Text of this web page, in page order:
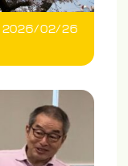
2026/02/26